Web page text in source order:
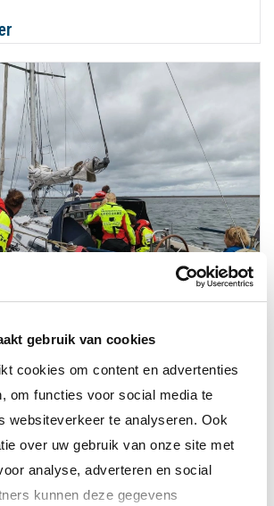
gebruik van cookies
cookies om content en advertenties
om functies voor social media te
websiteverkeer te analyseren. Ook
over uw gebruik van onze site met
analyse, adverteren en social
kunnen deze gegevens
problemen
OP DE HOOGTE VAN
NIEUWS?